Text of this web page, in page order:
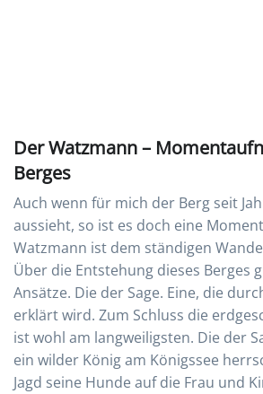
Der Watzmann –
Berges
Auch wenn für mich der Berg seit
aussieht, so ist es doch eine
Watzmann ist dem ständigen
Über die Entstehung dieses Berges
Ansätze. Die der Sage. Eine, die
erklärt wird. Zum Schluss die
ist wohl am langweiligsten. Die der
ein wilder König am Königssee
Jagd seine Hunde auf die Frau und